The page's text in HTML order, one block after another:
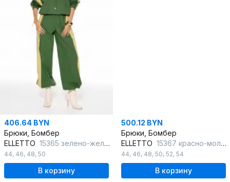
406.64 BYN
Брюки, Бомбер
ELLETTO 15365 зелено-желтый
44, 46, 48, 50
В корзину
500.12 BYN
Брюки, Бомбер
ELLETTO 15367 красно-молочный
44, 46, 48, 50, 52, 54
В корзину